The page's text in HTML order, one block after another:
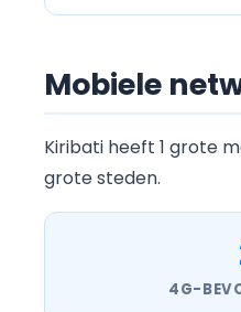
Mobiele
Kiribati heeft 1 grote
grote steden.
4G-